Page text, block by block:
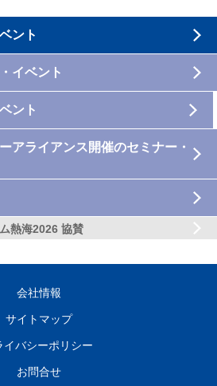
ント
イベント
ント
アライアンス開催のセミナー・
熱海2026 協賛
会社情報
サイトマップ
イバシーポリシー
お問合せ